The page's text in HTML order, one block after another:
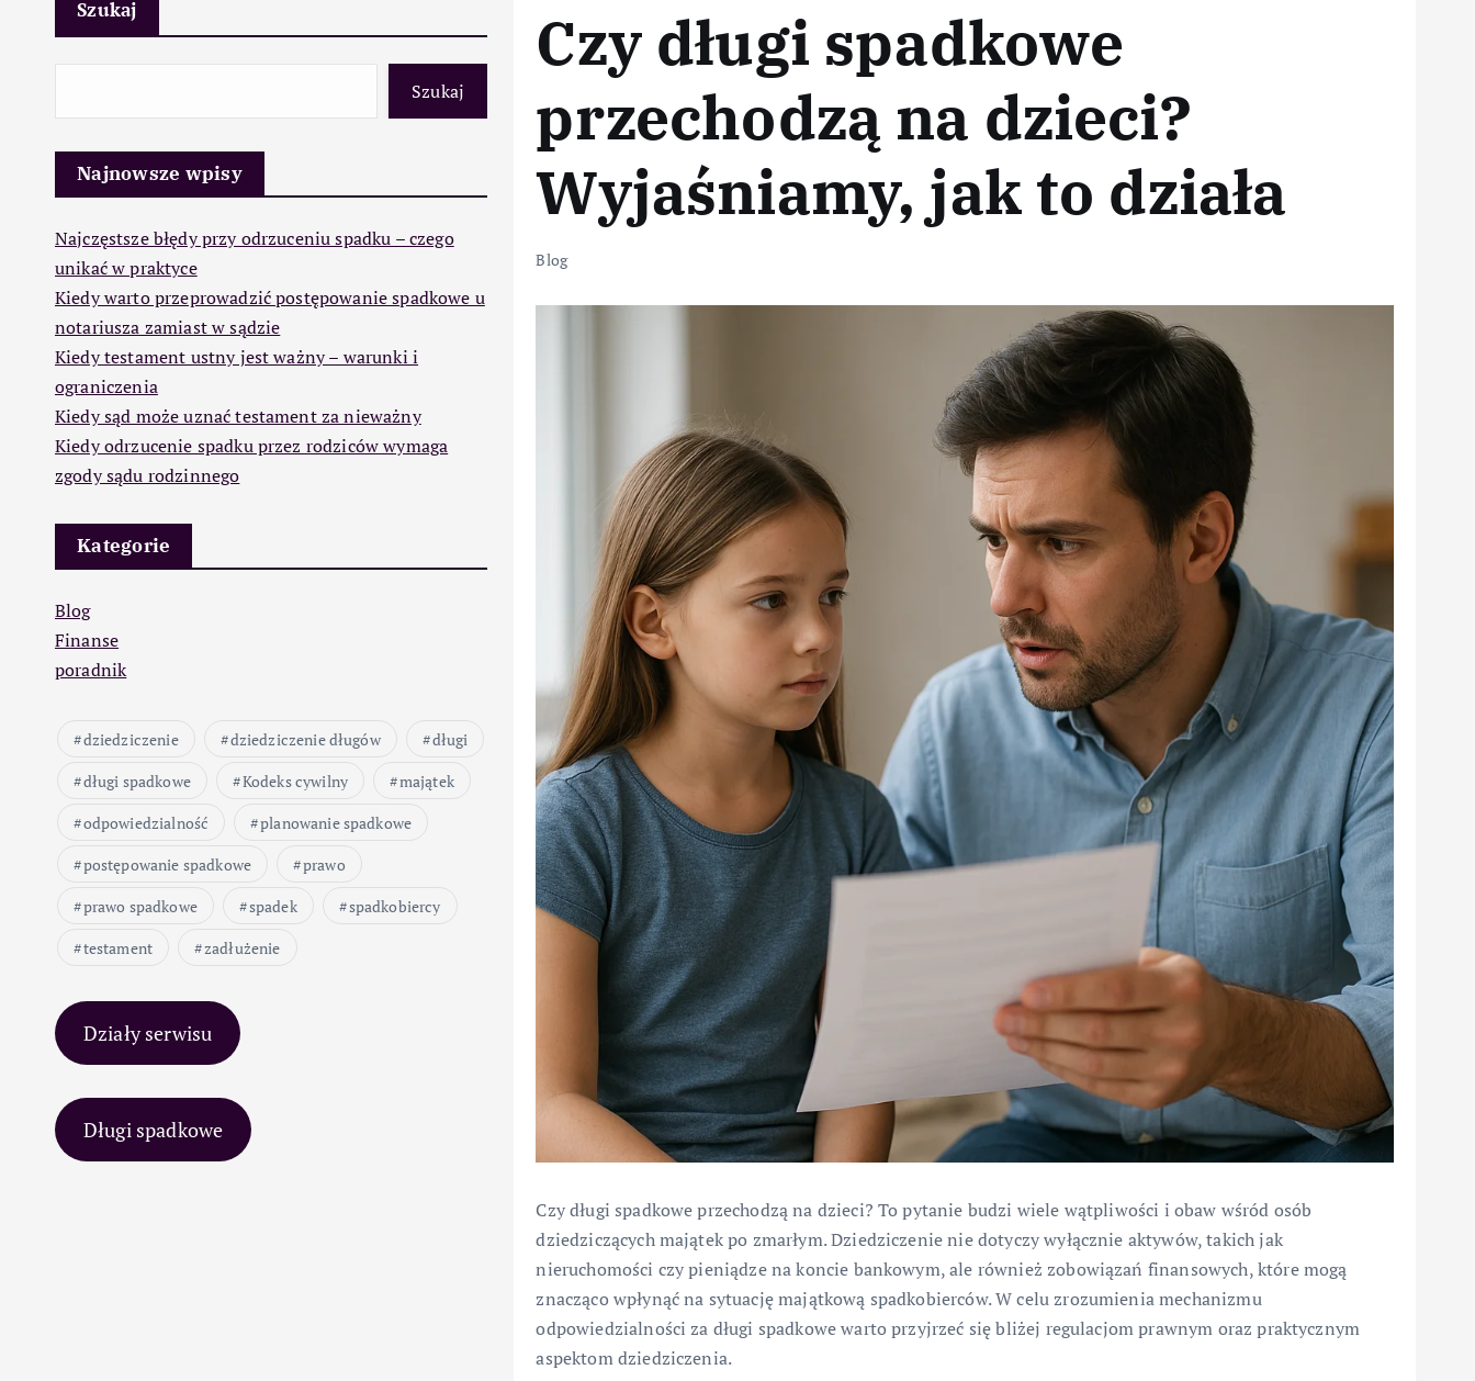
Szukaj
Szukaj
Najnowsze wpisy
Najczęstsze błędy przy odrzuceniu spadku – czego
unikać w praktyce
Kiedy warto przeprowadzić postępowanie spadkowe u
notariusza zamiast w sądzie
Kiedy testament ustny jest ważny – warunki i
ograniczenia
Kiedy sąd może uznać testament za nieważny
Kiedy odrzucenie spadku przez rodziców wymaga
zgody sądu rodzinnego
Kategorie
Blog
Finanse
poradnik
dziedziczenie dziedziczenie długów
długi
długi spadkowe
Kodeks cywilny
majątek
odpowiedzialność
planowanie spadkowe
postępowanie spadkowe
prawo
prawo spadkowe
spadek
spadkobiercy
testament
zadłużenie
Działy serwisu
Długi spadkowe
Czy długi spadkowe
przechodzą na dzieci?
Wyjaśniamy, jak to działa
Blog
Czy długi spadkowe przechodzą na dzieci? To pytanie budzi wiele wątpliwości i obaw wśród osób
dziedziczących majątek po zmarłym. Dziedziczenie nie dotyczy wyłącznie aktywów, takich jak
nieruchomości czy pieniądze na koncie bankowym, ale również zobowiązań finansowych, które mogą
znacząco wpłynąć na sytuację majątkową spadkobierców. W celu zrozumienia mechanizmu
odpowiedzialności za długi spadkowe warto przyjrzeć się bliżej regulacjom prawnym oraz praktycznym
aspektom dziedziczenia.